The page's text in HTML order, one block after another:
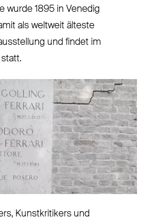
wurde 1895 in Venedig
als weltweit älteste
und findet im
Kunstkritikers und